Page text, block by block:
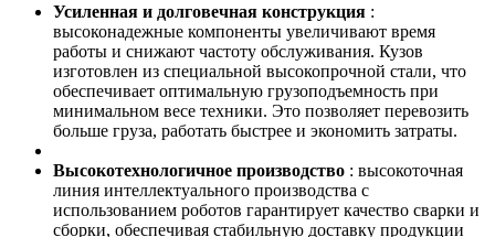
Усиленная и долговечная конструкция :
высоконадежные компоненты увеличивают время
работы и снижают частоту обслуживания. Кузов
изготовлен из специальной высокопрочной стали, что
обеспечивает оптимальную грузоподъемность при
минимальном весе техники. Это позволяет перевозить
больше груза, работать быстрее и экономить затраты.
Высокотехнологичное производство : высокоточная
линия интеллектуального производства с
использованием роботов гарантирует качество сварки и
сборки, обеспечивая стабильную доставку продукции